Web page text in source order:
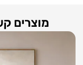
מוצרים